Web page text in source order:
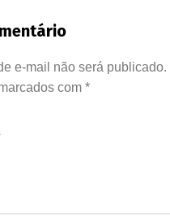
e-mail não será publicado.
com *